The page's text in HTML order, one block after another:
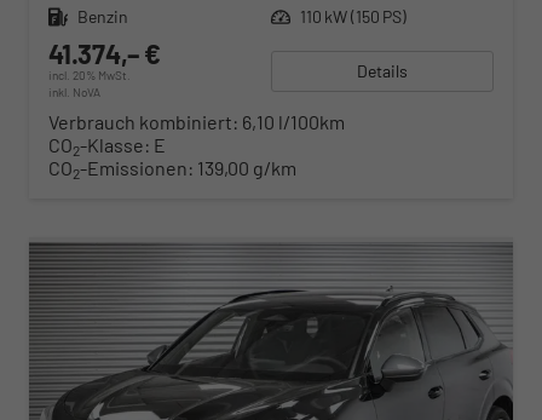
Kraftstoff Benzin Leistung 110 kW (150 PS)
41.374,– €
incl. 20% MwSt.
inkl. NoVA
Details
Verbrauch kombiniert: 6,10 l/100km
CO2-Klasse: E
CO2-Emissionen: 139,00 g/km